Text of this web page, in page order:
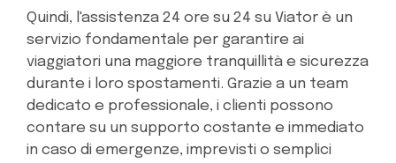
Quindi, l'assistenza 24 ore su 24 su Viator è un
servizio fondamentale per garantire ai
viaggiatori una maggiore tranquillità e sicurezza
durante i loro spostamenti. Grazie a un team
dedicato e professionale, i clienti possono
contare su un supporto costante e immediato
in caso di emergenze, imprevisti o semplici